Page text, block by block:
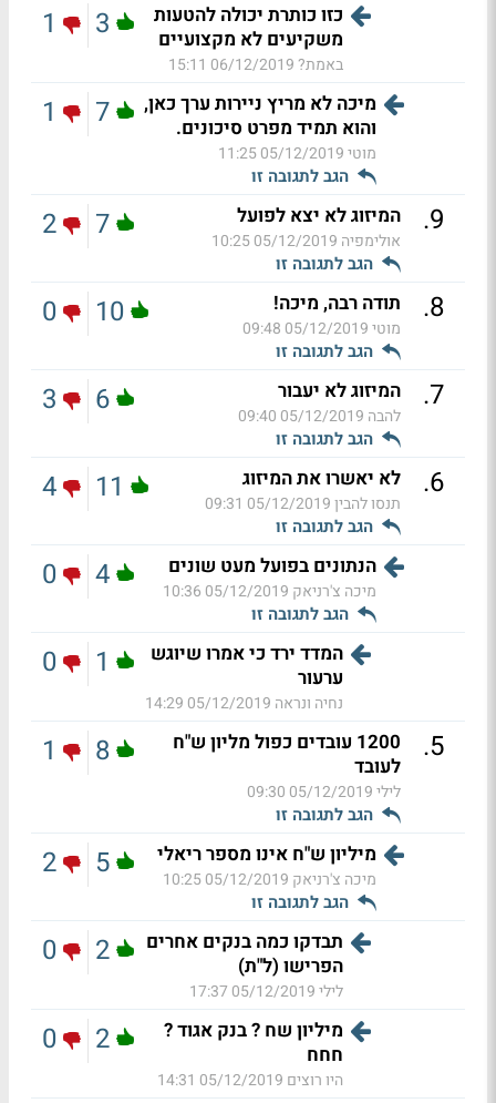
כזו כותרת יכולה להטעות
משקיעים לא מקצועיים
באמת?06/12/2019 15:11
3
1
מיכה לא מריץ ניירות ערך כאן,
והוא תמיד מפרט סיכונים.
מוטי05/12/2019 11:25
הגב לתגובה זו
7
1
9
. המיזוג לא יצא לפועל
אולימפיה 05/12/2019 10:25
הגב לתגובה זו
7
2
8
. תודה רבה, מיכה!
מוטי05/12/2019 09:48
הגב לתגובה זו
10
0
7
. המיזוג לא יעבור
להבה 05/12/2019 09:40
הגב לתגובה זו
6
3
6
. לא יאשרו את המיזוג
תנסו להבין05/12/2019 09:31
הגב לתגובה זו
11
4
הנתונים בפועל מעט שונים
מיכה צ'רניאק 05/12/2019 10:36
הגב לתגובה זו
4
0
המדד ירד כי אמרו שיוגש
ערעור
נחיה ונראה 05/12/2019 14:29
1
0
5
.
1200 עובדים כפול מליון ש"ח
לעובד
לילי05/12/2019 09:30
הגב לתגובה זו
8
1
מיליון ש"ח אינו מספר ריאלי
מיכה צ'רניאק 05/12/2019 10:25
הגב לתגובה זו
5
2
תבדקו כמה בנקים אחרים
הפרישו (ל"ת)
לילי05/12/2019 17:37
2
0
מיליון שח ? בנק אגוד ?
חחח
היו רוצים 05/12/2019 14:31
2
0